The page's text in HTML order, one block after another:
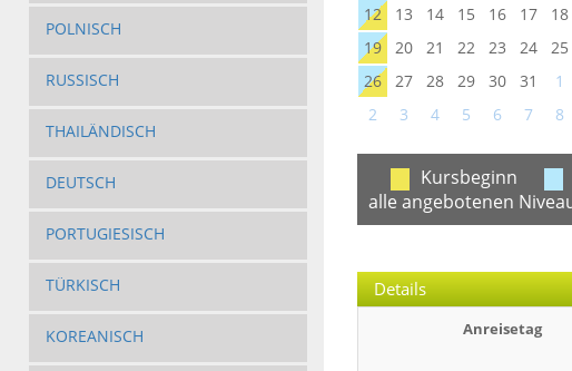
POLNISCH
RUSSISCH
THAILÄNDISCH
DEUTSCH
PORTUGIESISCH
TÜRKISCH
KOREANISCH
12
13 14 15 16 17
18
19
20 21 22 23 24
25
26
27 28 29 30 31
1
2
3 4 5 6 7 8
Kursbeginn
alle angebotenen
Details
Anreisetag